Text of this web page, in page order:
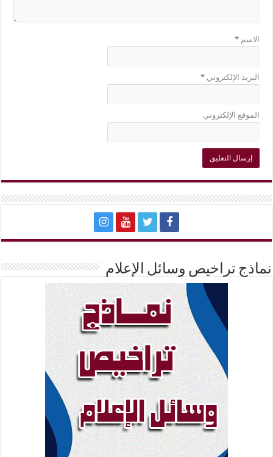
الاسم*
البريد الإلكتروني*
الموقع الإلكتروني
نماذج تراخيص وسائل الإعلام